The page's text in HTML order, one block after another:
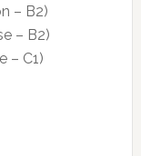
– B2)
– B2)
– C1)